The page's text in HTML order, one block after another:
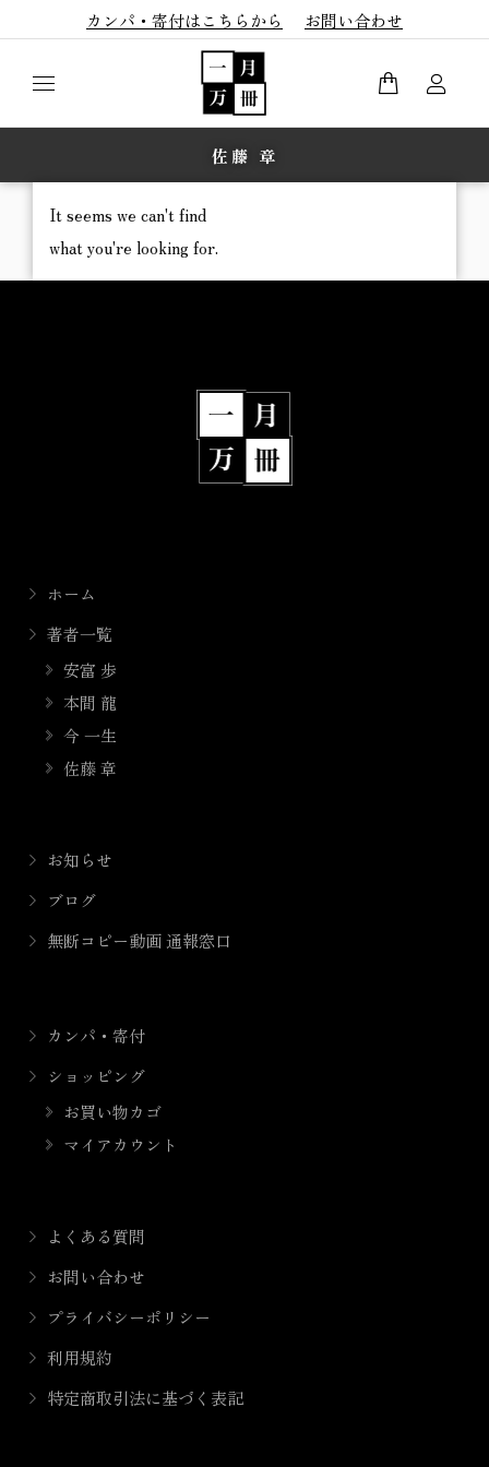
カンパ・寄付はこちらから お問い合わせ
佐藤 章
It seems we can't find
what you're looking for.
ホーム
著者一覧
安富 歩
本間 龍
今 一生
佐藤 章
お知らせ
ブログ
無断コピー動画 通報窓口
カンパ・寄付
ショッピング
お買い物カゴ
マイアカウント
よくある質問
お問い合わせ
プライバシーポリシー
利用規約
特定商取引法に基づく表記